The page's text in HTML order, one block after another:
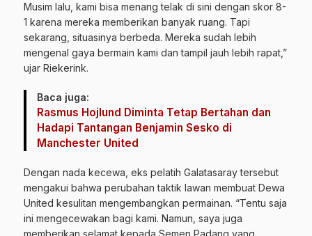
Musim lalu, kami bisa menang telak di sini dengan skor 8-
1 karena mereka memberikan banyak ruang. Tapi
sekarang, situasinya berbeda. Mereka sudah lebih
mengenal gaya bermain kami dan tampil jauh lebih rapat,”
ujar Riekerink.
Baca juga:
Rasmus Hojlund Diminta Tetap Bertahan dan
Hadapi Tantangan Benjamin Sesko di
Manchester United
Dengan nada kecewa, eks pelatih Galatasaray tersebut
mengakui bahwa perubahan taktik lawan membuat Dewa
United kesulitan mengembangkan permainan. “Tentu saja
ini mengecewakan bagi kami. Namun, saya juga